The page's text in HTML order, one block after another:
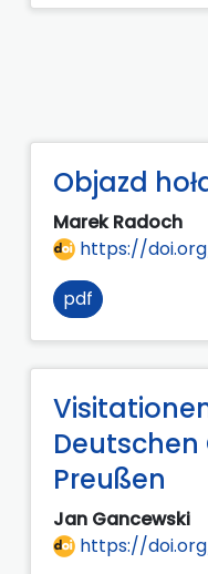
Objazd
Marek Radoch
https://
pdf
Deutschen
Preußen
Jan Gancewski
https://